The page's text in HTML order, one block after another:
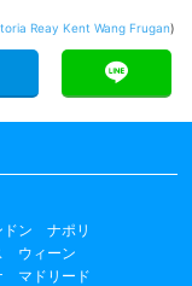
Reay Kent Wang Frugan)
ドン
ナポリ
ウィーン
マドリード